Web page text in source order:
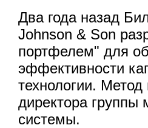
Два года назад
Johnson & Son
портфелем" для
эффективности
технологии.
директора
системы.